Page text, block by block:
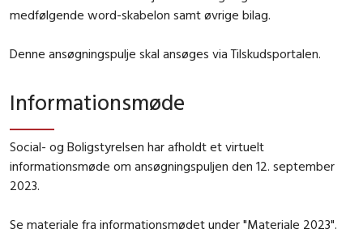
medfølgende word-skabelon samt øvrige bilag.
Denne ansøgningspulje skal ansøges via Tilskudsportalen.
Informationsmøde
Social- og Boligstyrelsen har afholdt et virtuelt
informationsmøde om ansøgningspuljen den 12. september
2023.
Se materiale fra informationsmødet under "Materiale 2023".